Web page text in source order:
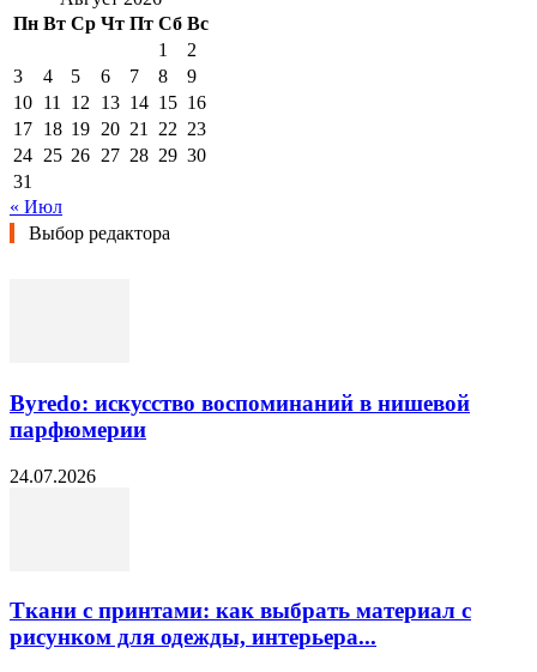
Пн Вт Ср Чт Пт Сб Вс
1
2
3
4 5 6 7 8
9
10 11 12 13 14 15 16
17 18 19 20 21 22 23
24 25 26 27 28 29 30
31
« Июл
Выбор редактора
Byredo: искусство воспоминаний в нишевой
парфюмерии
24.07.2026
Ткани с принтами: как выбрать материал с
рисунком для одежды, интерьера...